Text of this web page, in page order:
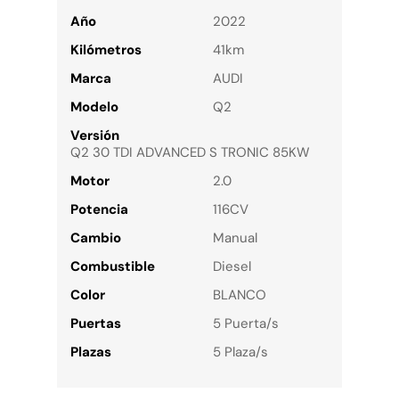
Año
2022
Kilómetros
41km
Marca
AUDI
Modelo
Q2
Versión
Q2 30 TDI ADVANCED S TRONIC 85KW
Motor
2.0
Potencia
116CV
Cambio
Manual
Combustible
Diesel
Color
BLANCO
Puertas
5 Puerta/s
Plazas
5 Plaza/s